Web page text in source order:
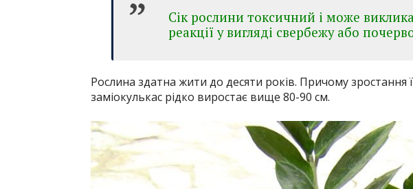
Сік рослини токсичний і може
реакції у вигляді свербежу або
Рослина здатна жити до десяти років. Причому зростання
заміокулькас рідко виростає вище 80-90 см.